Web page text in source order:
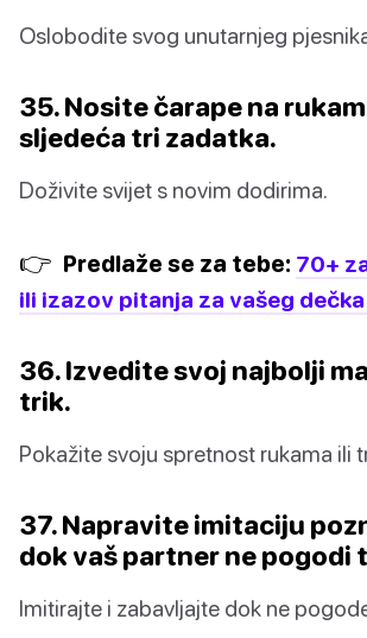
Oslobodite svog unutarnjeg
35. Nosite čarape na
sljedeća tri zadatka.
Doživite svijet s novim dodirima.
👉 Predlaže se za tebe: 70+
ili izazov pitanja za vašeg
36. Izvedite svoj najbolji
trik.
Pokažite svoju spretnost rukama ili
37. Napravite imitaciju
dok vaš partner ne pogodi
Imitirajte i zabavljajte dok ne